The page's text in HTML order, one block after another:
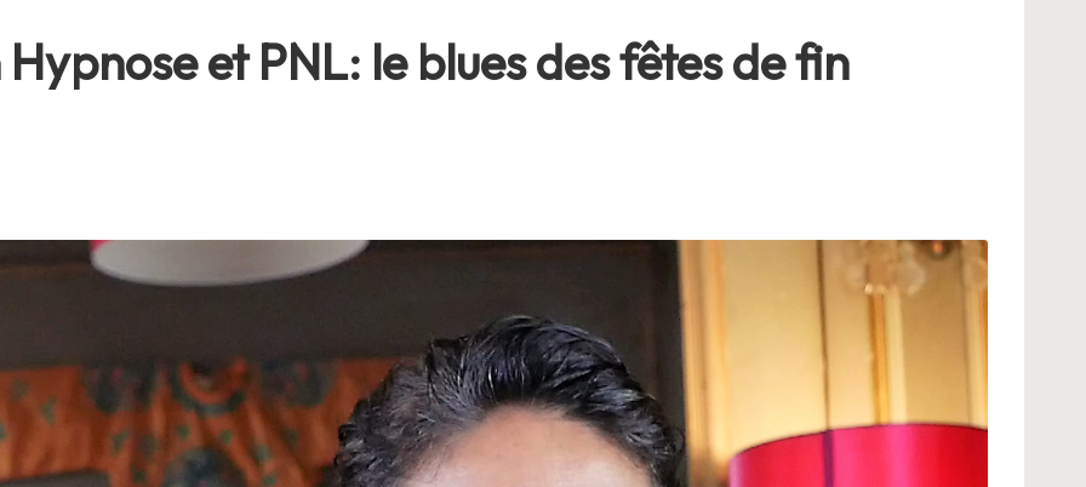
et PNL: le blues des fêtes de fin